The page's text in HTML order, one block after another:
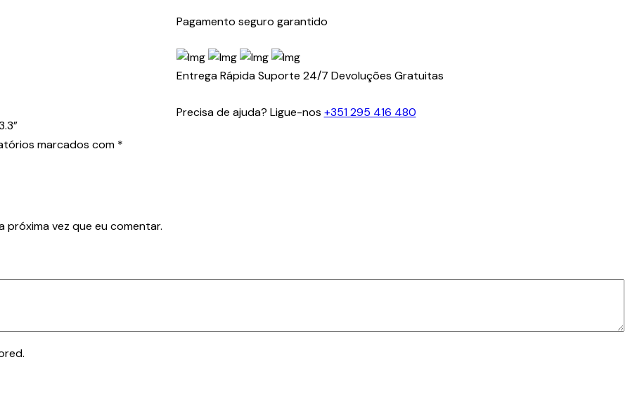
Pagamento seguro garantido
Entrega Rápida Suporte 24/7 Devoluções Gratuitas
Precisa de ajuda? Ligue-nos +351 295 416 480
marcados com *
próxima vez que eu comentar.